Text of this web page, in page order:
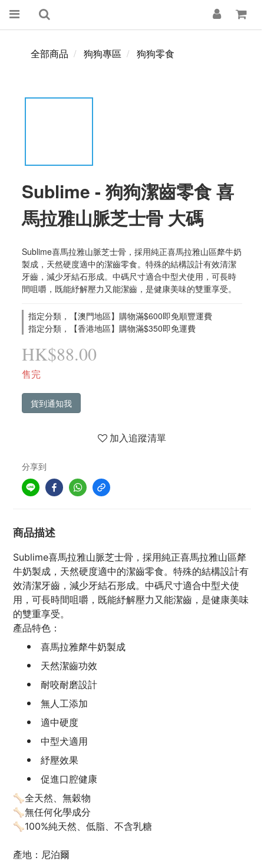
全部商品 狗狗專區 狗狗零食
Sublime - 狗狗潔齒零食 喜
馬拉雅山脈芝士骨 大碼
Sublime喜馬拉雅山脈芝士骨，採用純正喜馬拉雅山區犛牛奶
製成，天然硬度適中的潔齒零食。特殊的結構設計有效清潔
牙齒，減少牙結石形成。中碼尺寸適合中型犬使用，可長時
間咀嚼，既能紓解壓力又能潔齒，是健康美味的雙重享受。
指定分類，【澳門地區】購物滿$600即免順豐運費
指定分類，【香港地區】購物滿$350即免運費
HK$88.00
售完
貨到通知我
加入追蹤清單
分享到
商品描述
Sublime喜馬拉雅山脈芝士骨，採用純正喜馬拉雅山區犛
牛奶製成，天然硬度適中的潔齒零食。特殊的結構設計有
效清潔牙齒，減少牙結石形成。中碼尺寸適合中型犬使
用，可長時間咀嚼，既能紓解壓力又能潔齒，是健康美味
的雙重享受。
產品特色：
喜馬拉雅犛牛奶製成
天然潔齒功效
耐咬耐磨設計
無人工添加
適中硬度
中型犬適用
紓壓效果
促進口腔健康
🦴全天然、無穀物
🦴無任何化學成分
🦴100%純天然、低脂、不含乳糖
產地：尼泊爾